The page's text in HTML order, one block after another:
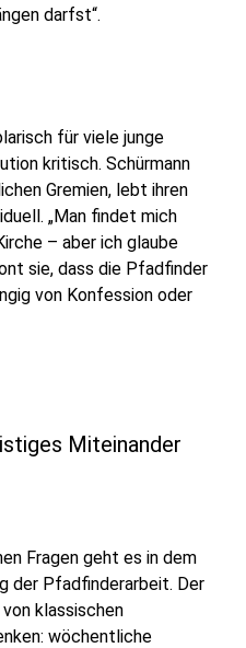
darfst“.
für viele junge
kritisch. Schürmann
Gremien, lebt ihren
„Man findet mich
– aber ich glaube
sie, dass die Pfadfinder
von Konfession oder
Miteinander
Fragen geht es in dem
der Pfadfinderarbeit. Der
klassischen
wöchentliche